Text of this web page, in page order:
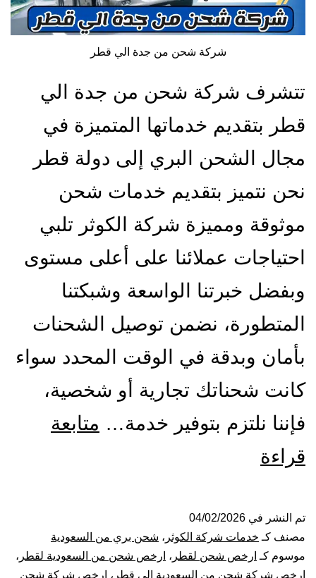
شركة شحن من جدة الي قطر
تتشرف شركة شحن من جدة الي
قطر بتقديم خدماتها المتميزة في
مجال الشحن البري إلى دولة قطر
نحن نتميز بتقديم خدمات شحن
موثوقة ومميزة شركة الكوثر تلبي
احتياجات عملائنا على أعلى مستوى
وبفضل خبرتنا الواسعة وشبكتنا
المتطورة، نضمن توصيل الشحنات
بأمان وبدقة في الوقت المحدد سواء
كانت شحناتك تجارية أو شخصية،
فإننا نلتزم بتوفير خدمة… متابعة
قراءة
من
جدة
تم النشر في 04/02/2026
مصنف كـ خدمات شركة الكوثر ، شحن بري من السعودية
موسوم كـ ارخص شحن لقطر ، ارخص شحن من السعودية لقطر ،
ارخص شركة شحن من السعودية الى قطر ، ارخص شركة شحن